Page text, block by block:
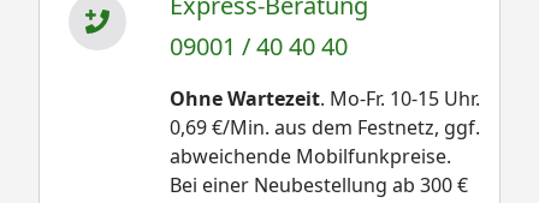
09001 / 40 40 40
Ohne Wartezeit. Mo-Fr. 10-15 Uhr.
0,69 €/Min. aus dem Festnetz, ggf.
abweichende Mobilfunkpreise.
Bei einer Neubestellung ab 300 €